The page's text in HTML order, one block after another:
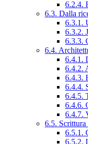
6.2.4.
6.3. Dalla
6.3.1.
6.3.2.
6.3.3.
6.4.
6.4.1.
6.4.2.
6.4.3.
6.4.4.
6.4.5.
6.4.6.
6.4.7.
6.5.
6.5.1.
6.5.2.